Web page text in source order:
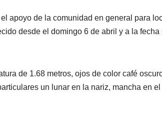
apoyo de la comunidad en general para
desde el domingo 6 de abril y a la fecha
de 1.68 metros, ojos de color café
un lunar en la nariz, mancha en